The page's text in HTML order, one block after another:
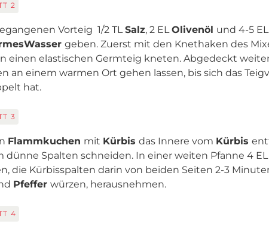
2
Vorteig 1/2 TLSalz, 2 ELOlivenöl und 4-5 EL
Wasser geben. Zuerst mit den Knethaken des
einen elastischen Germteig kneten. Abgedeckt
an einem warmen Ort gehen lassen, bis sich das
hat.
3
Flammkuchen mit Kürbis das Innere vom Kürbis
dünne Spalten schneiden. In einer weiten Pfanne 4 EL
die Kürbisspalten darin von beiden Seiten 2-3
Pfeffer würzen, herausnehmen.
4